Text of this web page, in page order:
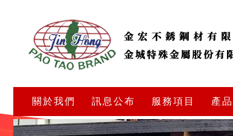
關於我們 訊息公布 服務項目 產